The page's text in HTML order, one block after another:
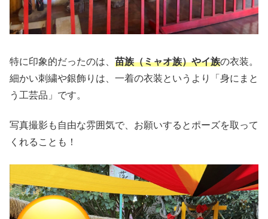
特に印象的だったのは、 苗族（ミャオ族）やイ族の衣装。
細かい刺繍や銀飾りは、一着の衣装というより「身にまと
う工芸品」です。
写真撮影も自由な雰囲気で、お願いするとポーズを取って
くれることも！